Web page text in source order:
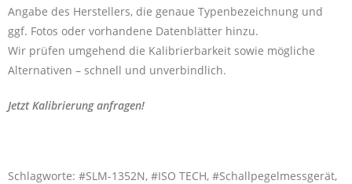
Angabe des Herstellers, die genaue Typenbezeichnung und
ggf. Fotos oder vorhandene Datenblätter hinzu.
Wir prüfen umgehend die Kalibrierbarkeit sowie mögliche
Alternativen – schnell und unverbindlich.
Jetzt Kalibrierung anfragen!
Schlagworte: #SLM-1352N, #ISO TECH, #Schallpegelmessgerät,